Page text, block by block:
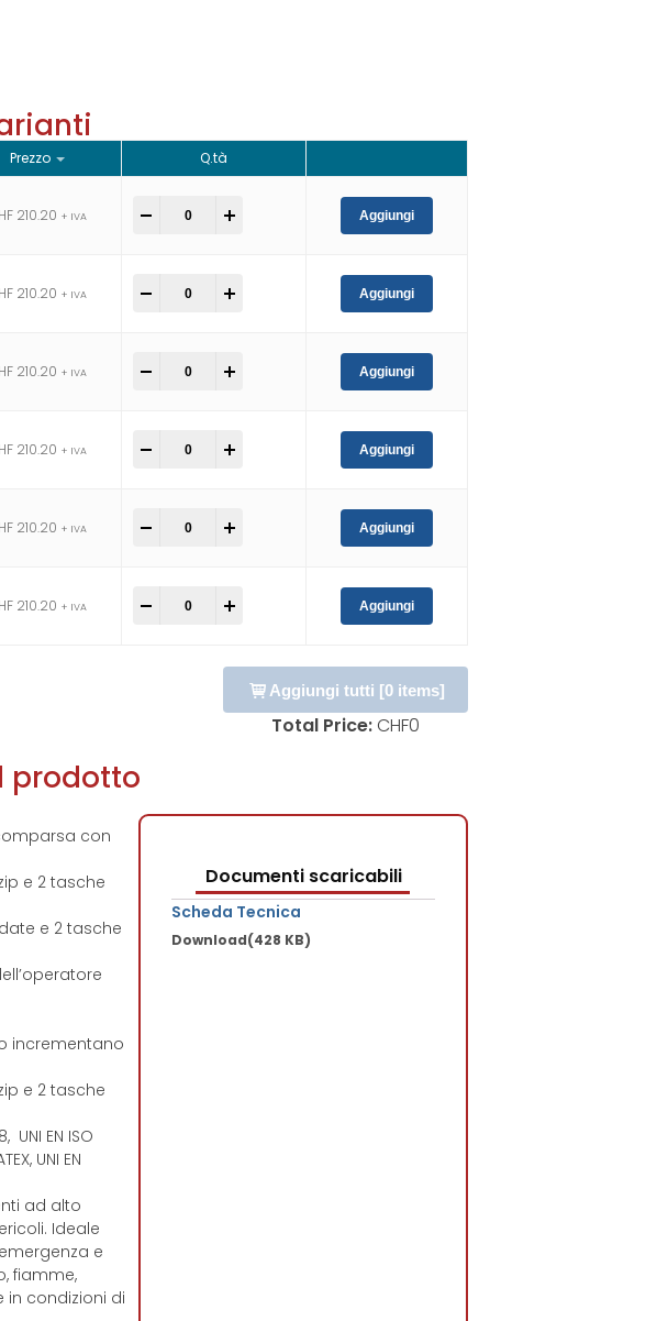
Prezzo Q.tà
210.20 + IVA Aggiungi
210.20 + IVA Aggiungi
210.20 + IVA Aggiungi
210.20 + IVA Aggiungi
210.20 + IVA Aggiungi
210.20 + IVA Aggiungi
Aggiungi tutti [0items]
Total Price:CHF0
prodotto
con
e 2 tasche
e 2 tasche
incrementano
e 2 tasche
UNI EN ISO
UNI EN
ad alto
Ideale
e
fiamme,
in condizioni di
Documenti scaricabili
Scheda Tecnica
Download(428 KB)